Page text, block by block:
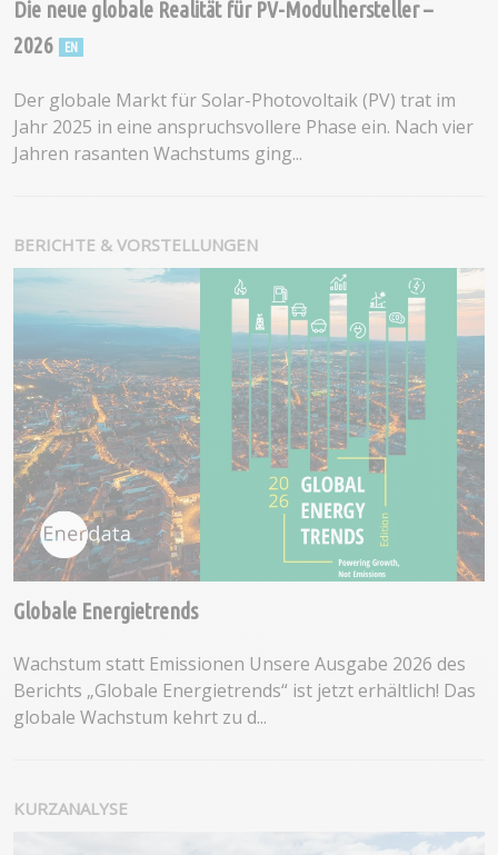
Die neue globale Realität für PV-Modulhersteller –
2026
Der globale Markt für Solar-Photovoltaik (PV) trat im
Jahr 2025 in eine anspruchsvollere Phase ein. Nach vier
Jahren rasanten Wachstums ging...
BERICHTE & VORSTELLUNGEN
Globale Energietrends
Wachstum statt Emissionen Unsere Ausgabe 2026 des
Berichts „Globale Energietrends“ ist jetzt erhältlich! Das
globale Wachstum kehrt zu d...
KURZANALYSE